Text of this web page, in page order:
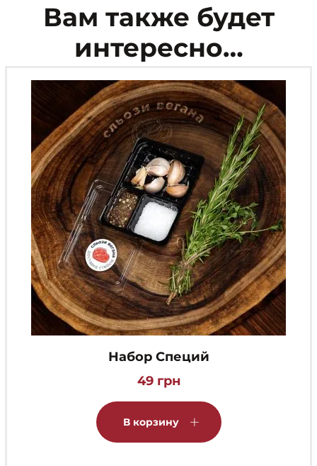
Вам также будет
интересно…
Набор Специй
49 грн
В корзину